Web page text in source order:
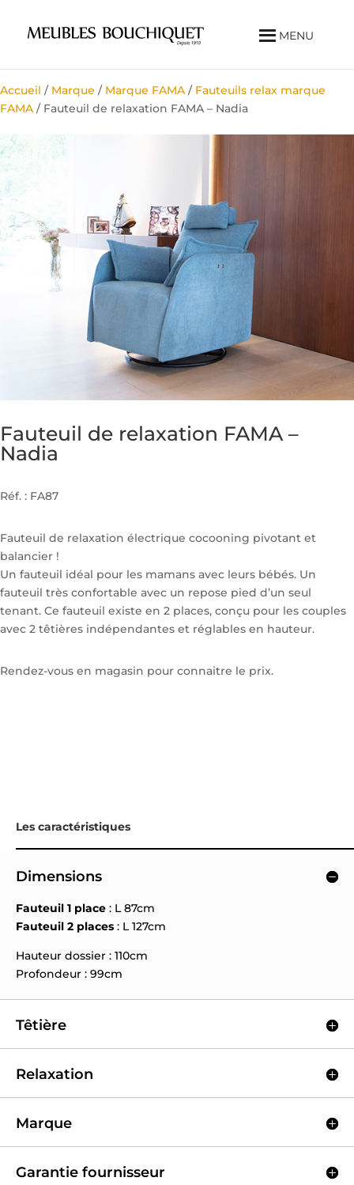
MENU
Accueil / Marque / Marque FAMA / Fauteuils relax marque
FAMA / Fauteuil de relaxation FAMA – Nadia
Fauteuil de relaxation FAMA –
Nadia
Réf. : FA87
Fauteuil de relaxation électrique cocooning pivotant et
balancier !
Un fauteuil idéal pour les mamans avec leurs bébés. Un
fauteuil très confortable avec un repose pied d’un seul
tenant. Ce fauteuil existe en 2 places, conçu pour les couples
avec 2 têtières indépendantes et réglables en hauteur.
Rendez-vous en magasin pour connaitre le prix.
Les caractéristiques
Dimensions
Fauteuil 1 place : L 87cm
Fauteuil 2 places : L 127cm
Hauteur dossier : 110cm
Profondeur : 99cm
Têtière
Relaxation
Marque
Garantie fournisseur